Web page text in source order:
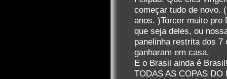
começar tudo de novo.
anos. )Torcer muito
que seja deles, ou
panelinha restrita dos
ganharam em casa.
E o Brasil ainda é
TODAS AS COPAS DO